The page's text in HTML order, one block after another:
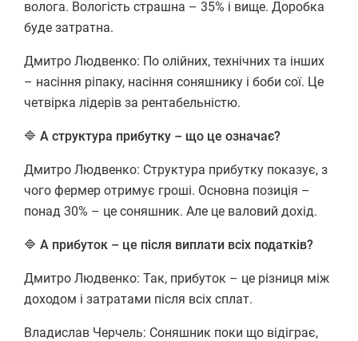
волога. Вологість страшна – 35% і вище. Доробка
буде затратна.
Дмитро Людвенко: По олійних, технічних та інших
– насіння ріпаку, насіння соняшнику і боби сої. Це
четвірка лідерів за рентабельністю.
🔷 А структура прибутку – що це означає?
Дмитро Людвенко: Структура прибутку показує, з
чого фермер отримує гроші. Основна позиція –
понад 30% – це соняшник. Але це валовий дохід.
🔷 А прибуток – це після виплати всіх податків?
Дмитро Людвенко: Так, прибуток – це різниця між
доходом і затратами після всіх сплат.
Владислав Черчель: Соняшник поки що відіграє,